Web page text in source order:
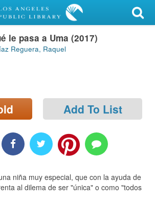
le pasa a Uma (2017)
Reguera, Raquel
Add To List
niña muy especial, que con la ayuda de
al dilema de ser "única" o como "todos